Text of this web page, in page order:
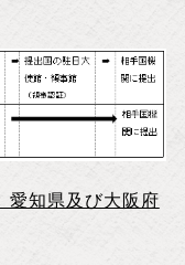
愛知県及び大阪府